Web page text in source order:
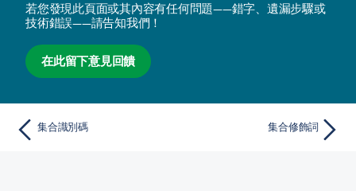
若您發現此頁面或其內容有任何問題——錯字、遺漏步驟或
技術錯誤——請告知我們！
在此留下意見回饋
集合識別碼 集合修飾詞